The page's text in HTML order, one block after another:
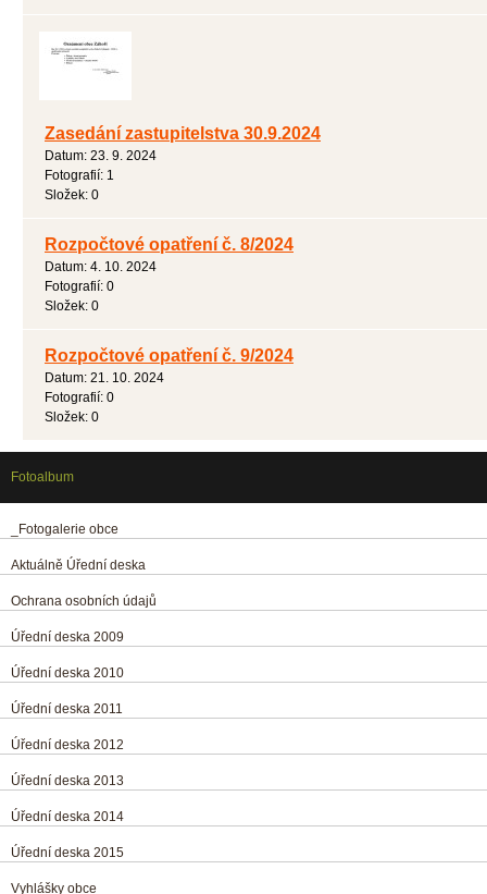
Zasedání zastupitelstva 30.9.2024
Datum: 23. 9. 2024
Fotografií: 1
Složek: 0
Rozpočtové opatření č. 8/2024
Datum: 4. 10. 2024
Fotografií: 0
Složek: 0
Rozpočtové opatření č. 9/2024
Datum: 21. 10. 2024
Fotografií: 0
Složek: 0
Fotoalbum
_Fotogalerie obce
Aktuálně Úřední deska
Ochrana osobních údajů
Úřední deska 2009
Úřední deska 2010
Úřední deska 2011
Úřední deska 2012
Úřední deska 2013
Úřední deska 2014
Úřední deska 2015
Vyhlášky obce